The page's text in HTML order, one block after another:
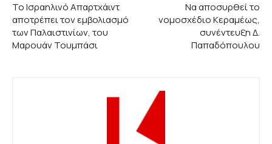
Το Ισραηλινό Απαρτχάιντ
αποτρέπει τον εμβολιασμό
των Παλαιστινίων, του
Μαρουάν Τουμπάσι
Να αποσυρθεί το
νομοσχέδιο Κεραμέως,
συνέντευξη Δ.
Παπαδόπουλου